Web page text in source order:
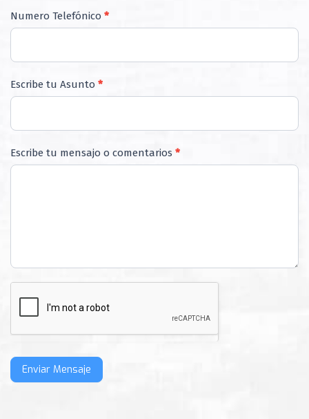
Numero Telefónico *
Escribe tu Asunto *
Escribe tu mensajo o comentarios *
Enviar Mensaje